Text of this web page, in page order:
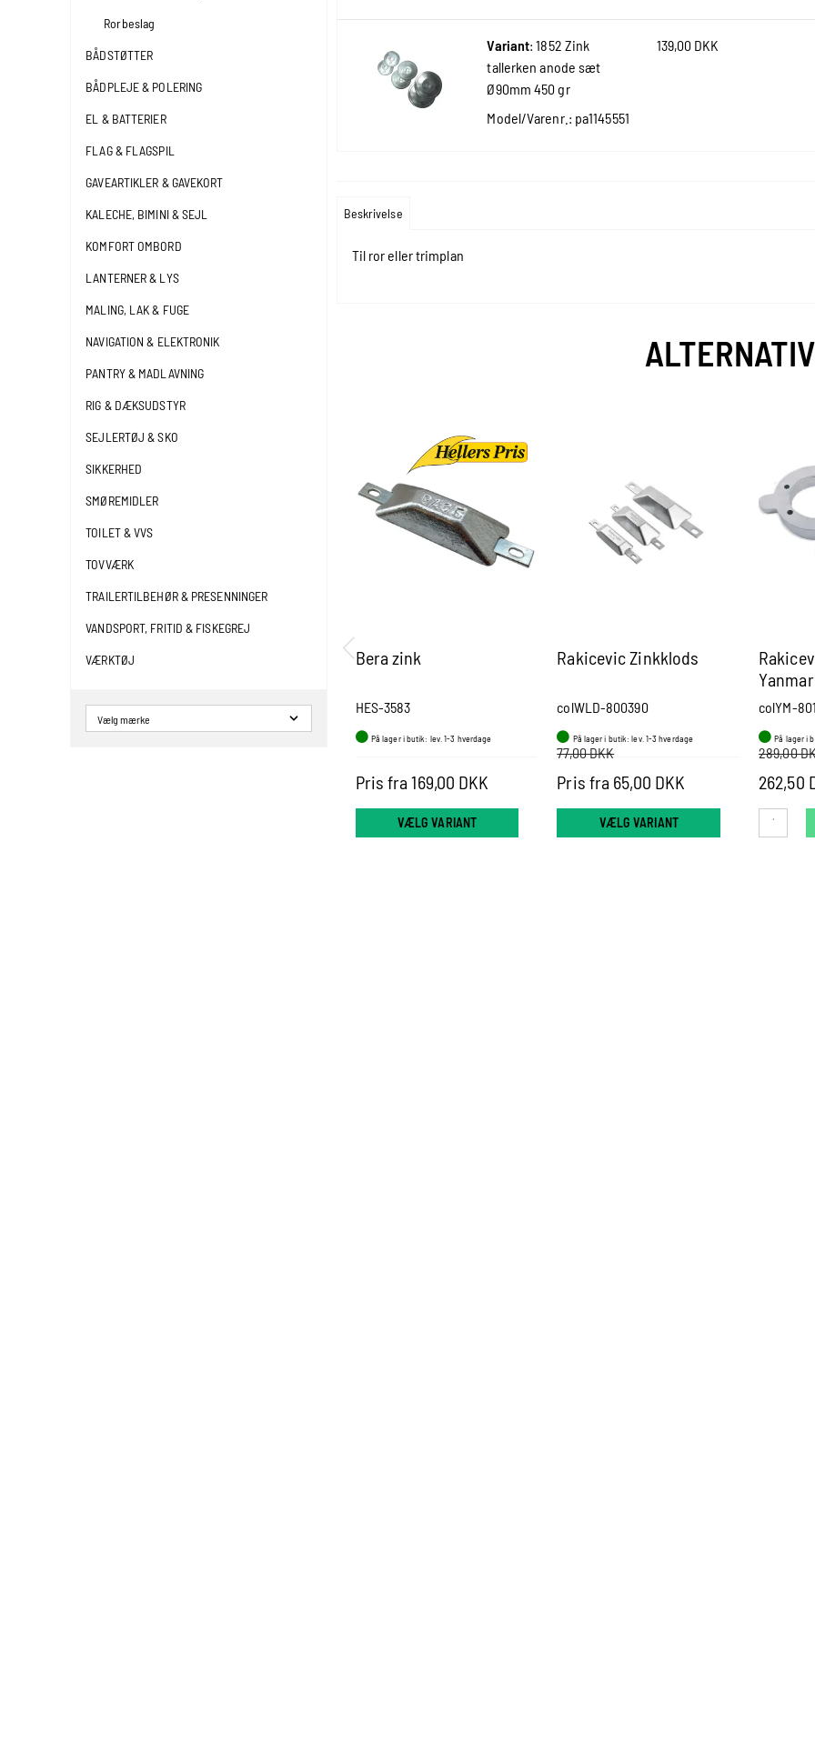
Rorbeslag
BÅDSTØTTER
BÅDPLEJE & POLERING
EL & BATTERIER
FLAG & FLAGSPIL
GAVEARTIKLER & GAVEKORT
KALECHE, BIMINI & SEJL
KOMFORT OMBORD
LANTERNER & LYS
MALING, LAK & FUGE
NAVIGATION & ELEKTRONIK
PANTRY & MADLAVNING
RIG & DÆKSUDSTYR
SEJLERTØJ & SKO
SIKKERHED
SMØREMIDLER
TOILET & VVS
TOVVÆRK
TRAILERTILBEHØR & PRESENNINGER
VANDSPORT, FRITID & FISKEGREJ
VÆRKTØJ
Variant:1852 Zink
tallerken anode sæt
Ø90mm 450 gr
Model/Varenr.: pa1145551
139,00 DKK
Beskrivelse
Til ror eller trimplan
Bera zink
HES-3583
På lager i butik: lev. 1-3 hverdage
Pris fra 169,00 DKK
VÆLG VARIANT
Rakicevic Zinkklods
colWLD-800390
På lager i butik: lev. 1-3 hverdage
77,00 DKK
Pris fra 65,00 DKK
VÆLG VARIANT
Yanmar
colYM-
På lager i
289,00
262,50